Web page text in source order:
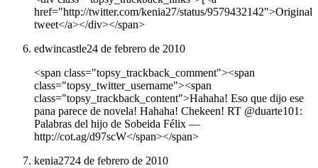
href="http://twitter.com/kenia27/status/9579432142">Original
tweet</a></div></span>
edwincastle24 de febrero de 2010
<span class="topsy_trackback_comment"><span
class="topsy_twitter_username"><span
class="topsy_trackback_content">Hahaha! Eso que dijo ese
pana parece de novela! Hahaha! Chekeen! RT @duarte101:
Palabras del hijo de Sobeida Félix ―
http://cot.ag/d97scW</span></span>
kenia2724 de febrero de 2010